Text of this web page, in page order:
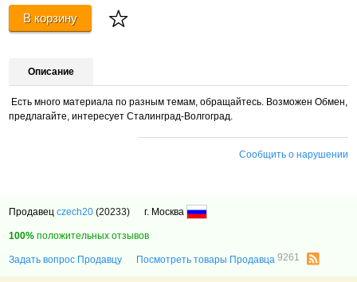
В корзину
Описание
Есть много материала по разным темам, обращайтесь. Возможен Обмен,
предлагайте, интересует Сталинград-Волгоград.
Сообщить о нарушении
Продавецczech20 (20233) г. Москва
100% положительных отзывов
Задать вопрос Продавцу Посмотреть товары Продавца9261